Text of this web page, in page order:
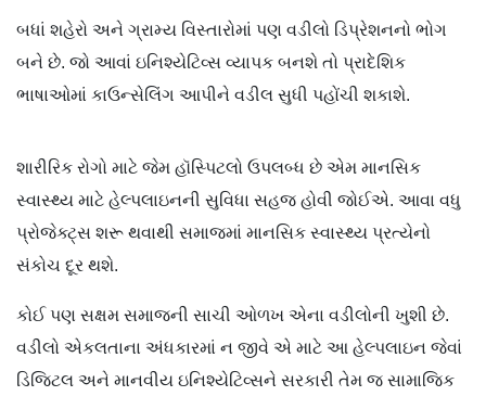
બધાં શહેરો અને ગ્રામ્ય વિસ્તારોમાં પણ વડીલો ડિપ્રેશનનો ભોગ
બને છે. જો આવાં ઇનિશ્યેટિવ્સ વ્યાપક બનશે તો પ્રાદેશિક
ભાષાઓમાં કાઉન્સેલિંગ આપીને વડીલ સુધી પહોંચી શકાશે.
શારીરિક રોગો માટે જેમ હૉસ્પિટલો ઉપલબ્ધ છે એમ માનસિક
સ્વાસ્થ્ય માટે હેલ્પલાઇનની સુવિધા સહજ હોવી જોઈએ. આવા વધુ
પ્રોજેક્ટ્સ શરૂ થવાથી સમાજમાં માનસિક સ્વાસ્થ્ય પ્રત્યેનો
સંકોચ દૂર થશે.
કોઈ પણ સક્ષમ સમાજની સાચી ઓળખ એના વડીલોની ખુશી છે.
વડીલો એકલતાના અંધકારમાં ન જીવે એ માટે આ હેલ્પલાઇન જેવાં
ડિજિટલ અને માનવીય ઇનિશ્યેટિવ્સને સરકારી તેમ જ સામાજિક